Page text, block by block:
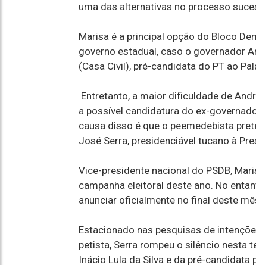
uma das alternativas no processo
Marisa é a principal opção do Bloco
governo estadual, caso o governador
(Casa Civil), pré-candidata do PT ao
Entretanto, a maior dificuldade de
a possível candidatura do ex-
causa disso é que o peemedebista
José Serra, presidenciável tucano à
Vice-presidente nacional do PSDB,
campanha eleitoral deste ano. No
anunciar oficialmente no final deste
Estacionado nas pesquisas de
petista, Serra rompeu o silêncio nesta
Inácio Lula da Silva e da pré-